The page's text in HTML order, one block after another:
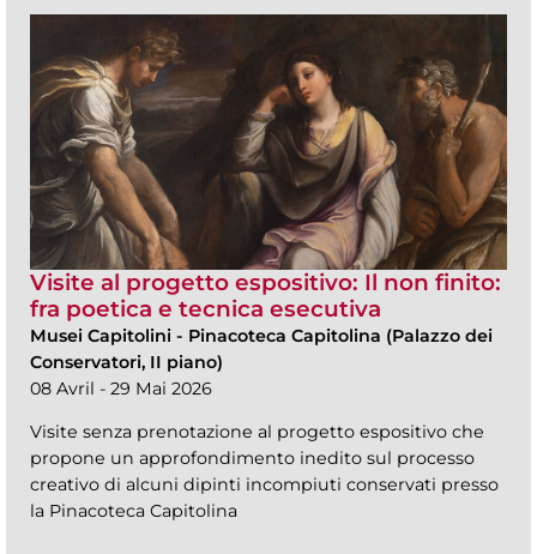
Visite al progetto espositivo: Il non finito:
fra poetica e tecnica esecutiva
Musei Capitolini - Pinacoteca Capitolina (Palazzo dei
Conservatori, II piano)
08 Avril - 29 Mai 2026
Visite senza prenotazione al progetto espositivo che
propone un approfondimento inedito sul processo
creativo di alcuni dipinti incompiuti conservati presso
la Pinacoteca Capitolina